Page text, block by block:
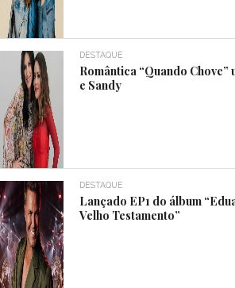
DESTAQUE
Romântica “Quando Chove”
e Sandy
DESTAQUE
Lançado EP1 do álbum
Velho Testamento”